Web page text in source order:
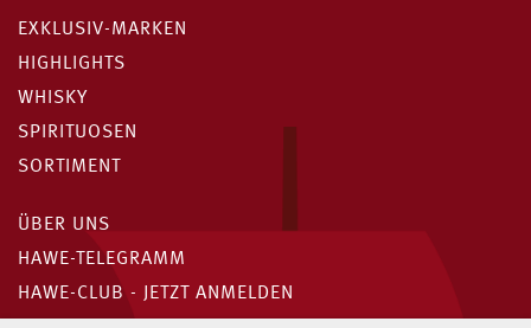
EXKLUSIV-MARKEN
HIGHLIGHTS
WHISKY
SPIRITUOSEN
SORTIMENT
ÜBER UNS
HAWE-TELEGRAMM
HAWE-CLUB - JETZT ANMELDEN